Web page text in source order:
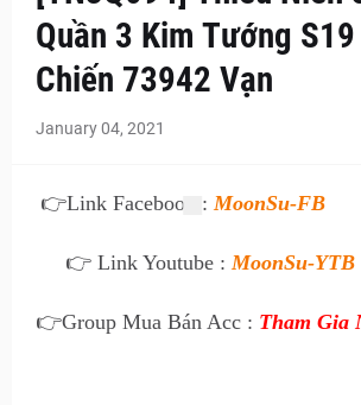
Quần 3 Kim Tướng
Chiến 73942 Vạn
January 04, 2021
👉Link Facebook :MoonSu-FB
👉 Link Youtube : MoonSu-YTB
👉Group Mua Bán Acc : Tham Gia